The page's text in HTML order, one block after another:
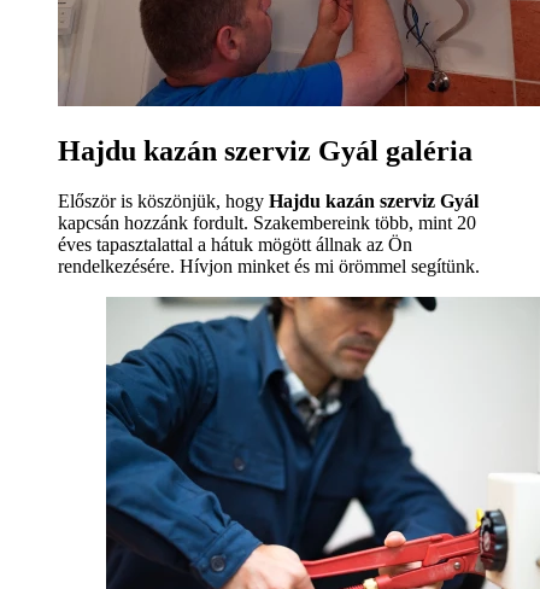
Hajdu kazán szerviz Gyál galéria
Először is köszönjük, hogy Hajdu kazán szerviz Gyál
kapcsán hozzánk fordult. Szakembereink több, mint 20
éves tapasztalattal a hátuk mögött állnak az Ön
rendelkezésére. Hívjon minket és mi örömmel segítünk.